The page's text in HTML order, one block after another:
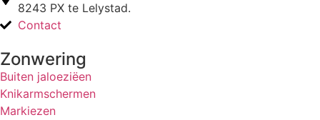
8243 PX te Lelystad.
Contact
Zonwering
Buiten jaloeziëen
Knikarmschermen
Markiezen